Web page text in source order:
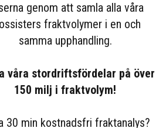
genom att samla alla våra
fraktvolymer i en och
samma upphandling.
våra stordriftsfördelar på över
150 milj i fraktvolym!
30 min kostnadsfri fraktanalys?